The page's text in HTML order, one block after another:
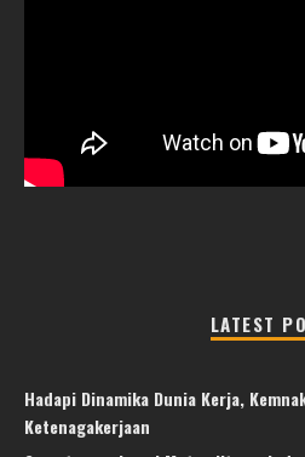
LATEST
Hadapi Dinamika Dunia Kerja,
Ketenagakerjaan